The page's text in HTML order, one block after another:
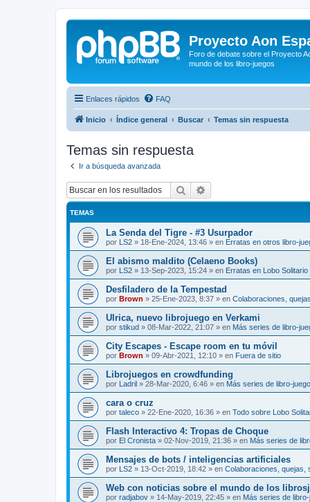
Proyecto Aon
Foro de debate sobre el Proyecto
mundo de los libro-juegos
Enlaces rápidos FAQ
Inicio Índice general Buscar Temas sin respuesta
Temas sin respuesta
Ir a búsqueda avanzada
Buscar
TEMAS
La Senda del Tigre - #3 Usurpador
por LS2 » 18-Ene-2024, 13:46 » en Erratas en otros libro-
El abismo maldito (Celaeno Books)
por LS2 » 13-Sep-2023, 15:24 » en Erratas en Lobo Solitario
Desfiladero de la Tempestad
por Brown » 25-Ene-2023, 8:37 » en Colaboraciones,
Ulrica, nuevo librojuego en Verkami
por stikud » 08-Mar-2022, 21:07 » en Más series de libro-
City Escapes - Escape room en tu móvil
por Brown » 09-Abr-2021, 12:10 » en Fuera de sitio
Librojuegos en crowdfunding
por Ladril » 28-Mar-2020, 6:46 » en Más series de libro-
cara o cruz
por taleco » 22-Ene-2020, 16:36 » en Todo sobre Lobo
Flash Interactivo 4: Tropas de Choque
por El Cronista » 02-Nov-2019, 21:36 » en Más series de
Mensajes de bots / inteligencias artificiales
por LS2 » 13-Oct-2019, 18:42 » en Colaboraciones, quejas,
Web con noticias sobre el mundo de los
por radjabov » 14-May-2019, 22:45 » en Más series de